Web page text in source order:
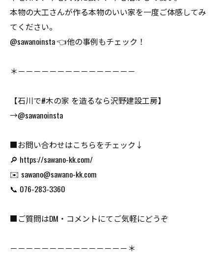
本物の大工さんが作る本物のいい家を一度ご体感してみ
てください。
@sawanoinsta 👈他の事例もチェック！
＊－－－－－－－－－－－－－－－
【石川で#木の家 を造るなら沢野建設工房】
→@sawanoinsta
■お問い合わせはこちらをチェック↓
🔎 https://sawano-kk.com/
✉️ sawano@sawano-kk.com
📞 076-283-3360
■ご質問はDM・コメントにてご気軽にどうぞ
－－－－－－－－－－－－－－－＊